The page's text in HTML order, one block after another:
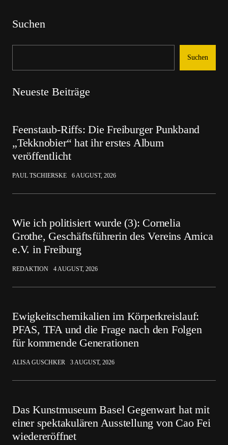
Suchen
Suchen
Neueste Beiträge
Feenstaub-Riffs: Die Freiburger Punkband
„Tekknobier“ hat ihr erstes Album
veröffentlicht
PAUL TSCHIERSKE 6 AUGUST, 2026
Wie ich politisiert wurde (3): Cornelia
Grothe, Geschäftsführerin des Vereins Amica
e.V. in Freiburg
REDAKTION 4 AUGUST, 2026
Ewigkeitschemikalien im Körperkreislauf:
PFAS, TFA und die Frage nach den Folgen
für kommende Generationen
ALISA GUSCHKER 3 AUGUST, 2026
Das Kunstmuseum Basel Gegenwart hat mit
einer spektakulären Ausstellung von Cao Fei
wiedereröffnet